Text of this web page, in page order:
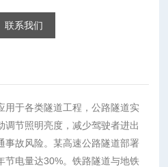
联系我们
用于各类隧道工程，公路隧道实
调节照明亮度，减少驾驶者进出
事故风险。某高速公路隧道部署
节电量达30%。铁路隧道与地铁